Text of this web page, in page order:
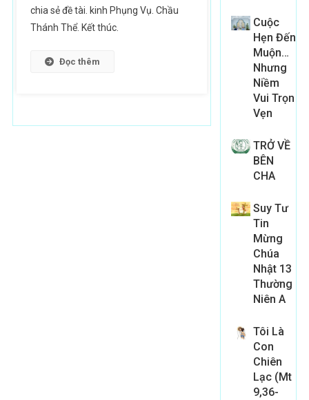
chia sẻ đề tài. kinh Phụng Vụ. Chầu
Thánh Thể. Kết thúc.
Đọc thêm
Cuộc
Hẹn Đến
Muộn…
Nhưng
Niềm
Vui Trọn
Vẹn
TRỞ VỀ
BÊN
CHA
Suy Tư
Tin
Mừng
Chúa
Nhật 13
Thường
Niên A
Tôi Là
Con
Chiên
Lạc (Mt
9,36-